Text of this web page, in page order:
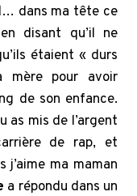
dans ma tête ce
disant qu’il ne
étaient « durs
mère pour avoir
de son enfance.
as mis de l’argent
de rap, et
j’aime ma maman
a répondu dans un